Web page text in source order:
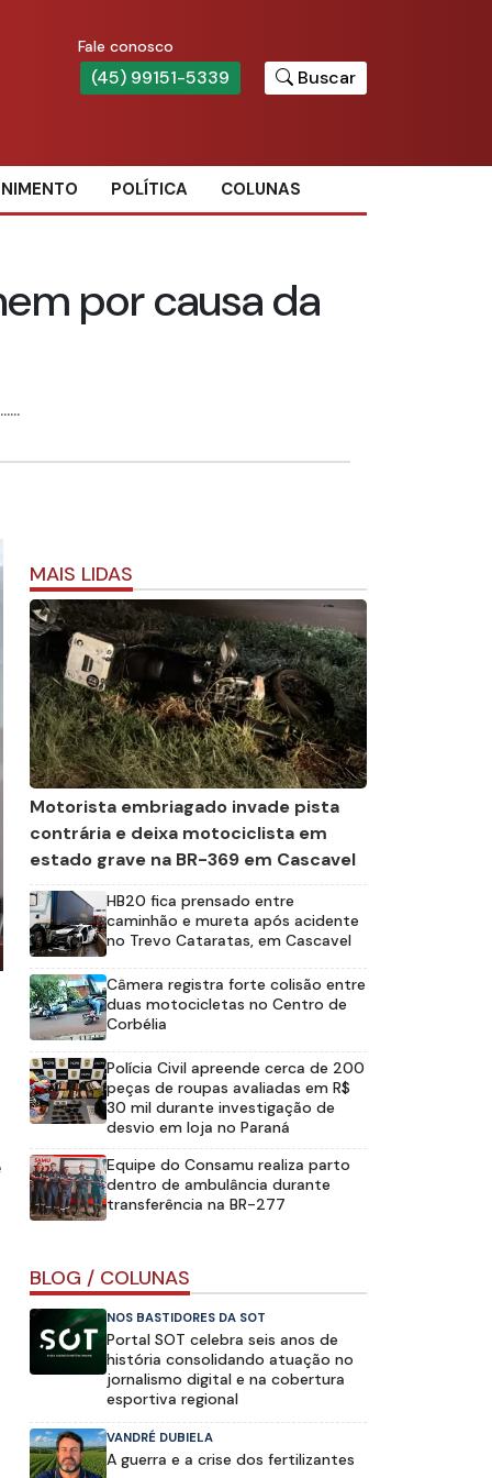
Fale conosco
(45) 99151-5339 Buscar
POLÍTICA COLUNAS
por causa da
MAIS LIDAS
Motorista embriagado invade pista
contrária e deixa motociclista em
estado grave na BR-369 em Cascavel
HB20 fica prensado entre
caminhão e mureta após acidente
no Trevo Cataratas, em Cascavel
Câmera registra forte colisão entre
duas motocicletas no Centro de
Corbélia
Polícia Civil apreende cerca de 200
peças de roupas avaliadas em R$
30 mil durante investigação de
desvio em loja no Paraná
Equipe do Consamu realiza parto
dentro de ambulância durante
transferência na BR-277
BLOG / COLUNAS
NOS BASTIDORES DA SOT
Portal SOT celebra seis anos de
história consolidando atuação no
jornalismo digital e na cobertura
esportiva regional
VANDRÉ DUBIELA
A guerra e a crise dos fertilizantes